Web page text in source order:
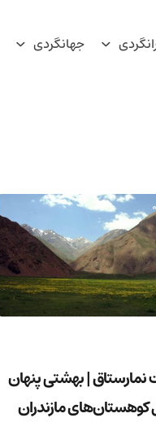
جهانگردی
| بهشتی پنهان
کوهستان‌های مازندران